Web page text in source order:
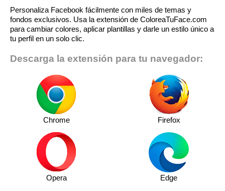
Personaliza Facebook fácilmente con miles de temas y
fondos exclusivos. Usa la extensión de ColoreaTuFace.com
para cambiar colores, aplicar plantillas y darle un estilo único a
tu perfil en un solo clic.
Descarga la extensión para tu navegador:
Chrome Firefox
Opera Edge